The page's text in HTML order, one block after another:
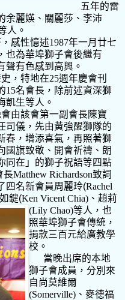
五年的雷
余麗媖、關麗莎、李沛
人。
感性憶述1987年一月廿七
也為華埠獅子會後繼有
聲有色感到高興。
，特地在25週年慶會刊
15名會長，除前述資深獅
凱生等人。
由該會第一副會長陳寶
司儀，先由黃強醒獅隊的
春，增添喜氣，再照著獅
國旗致敬、開會祈禱、朗
同在」的獅子祝語等四點
長Matthew Richardson致詞
四名新會員周麗玲(Rachel
鍵(Ken Vicent Chia) 、 趙莉
(Lily Chao)等人，也
照華埠獅子會傳統，
捐款三百元給廣教學
校。
當晚出席的本地
獅子會成員，分別來
自尚莫維爾
(Somerville) 、麥德福